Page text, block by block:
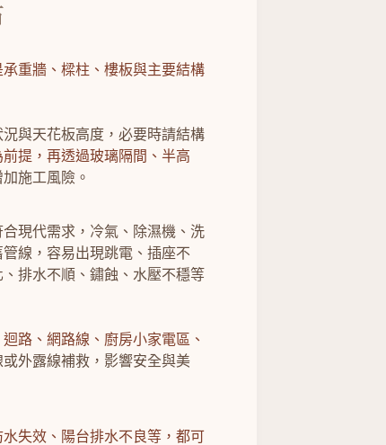
重牆、樑柱、樓板與主要結構
與天花板高度，必要時請結構
提，再透過玻璃隔間、半高
施工風險。
現代需求，冷氣、除濕機、洗
線，容易出現跳電、插座不
排水不順、鏽蝕、水壓不穩等
路、網路線、廚房小家電區、
外露線補救，影響安全與美
失效、陽台排水不良等，都可